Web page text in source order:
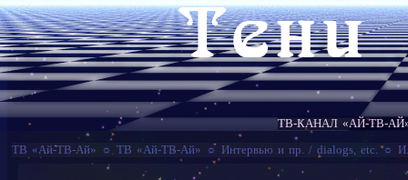
ТВ-КАНАЛ «АЙ-ТВ-
ТВ «Ай-ТВ-Ай» ☼ ТВ «Ай-ТВ-Ай» ☼ Интервью и пр. / dialogs, etc. ☼